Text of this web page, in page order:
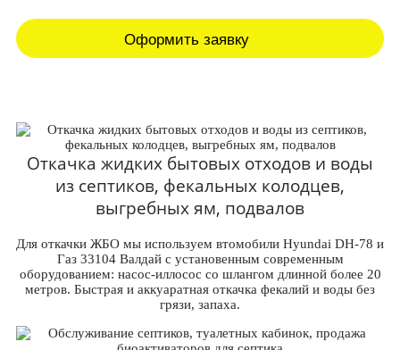
Откачка жидких бытовых отходов и воды
из септиков, фекальных колодцев,
выгребных ям, подвалов
Для откачки ЖБО мы используем втомобили Hyundai DH-78 и
Газ 33104 Валдай с установенным современным
оборудованием: насос-иллосос со шлангом длинной более 20
метров. Быстрая и аккуаратная откачка фекалий и воды без
грязи, запаха.